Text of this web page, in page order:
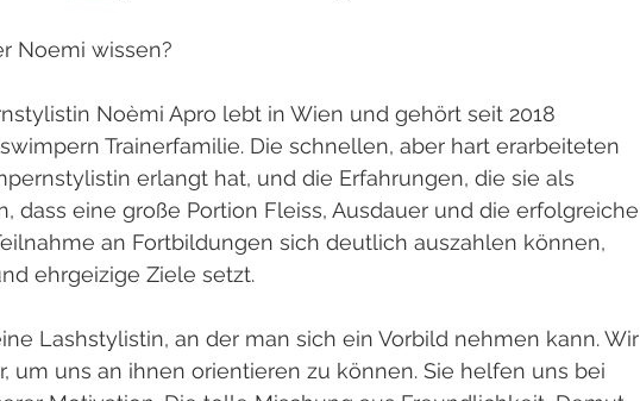
Noemi wissen?
Noèmi Apro lebt in Wien und gehört seit 2018
Trainerfamilie. Die schnellen, aber hart erarbeiteten
erlangt hat, und die Erfahrungen, die sie als
dass eine große Portion Fleiss, Ausdauer und die erfolgreiche
an Fortbildungen sich deutlich auszahlen können,
ehrgeizige Ziele setzt.
Lashstylistin, an der man sich ein Vorbild nehmen kann. Wir
um uns an ihnen orientieren zu können. Sie helfen uns bei